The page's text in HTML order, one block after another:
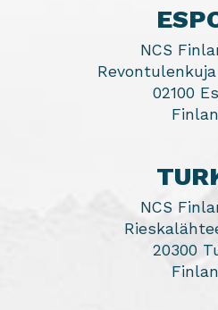
NCS
02100
NCS
20300